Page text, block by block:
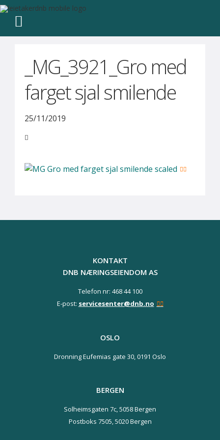
_MG_3921_Gro med
farget sjal smilende
25/11/2019
KONTAKT
DNB NÆRINGSEIENDOM AS
Telefon nr: 468 44 100
E-post: servicesenter@dnb.no
OSLO
Dronning Eufemias gate 30,0191 Oslo
BERGEN
Solheimsgaten 7c,5058 Bergen
Postboks 7505,5020 Bergen